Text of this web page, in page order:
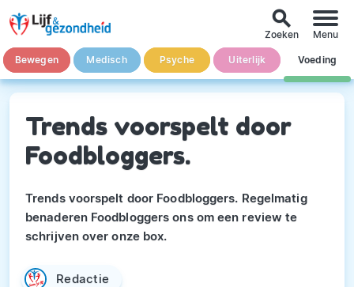
Bewegen Medisch Psyche Uiterlijk Voeding
search
Zoeken Menu
Trends voorspelt door
Foodbloggers.
Trends voorspelt door Foodbloggers. Regelmatig
benaderen Foodbloggers ons om een review te
schrijven over onze box.
Redactie